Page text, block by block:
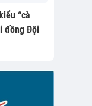
“cà
đồng Đội